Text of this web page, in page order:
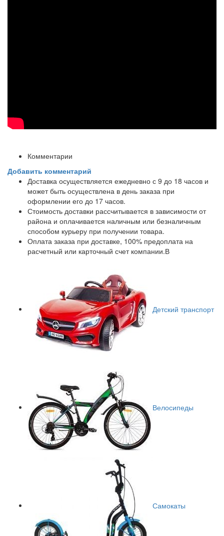
Комментарии
Добавить комментарий
Доставка осуществляется ежедневно с 9 до 18 часов и
может быть осуществлена в день заказа при
оформлении его до 17 часов.
Стоимость доставки рассчитывается в зависимости от
района и оплачивается наличным или безналичным
способом курьеру при получении товара.
Оплата заказа при доставке, 100% предоплата на
расчетный или карточный счет компании.В
Детский транспорт
Велосипеды
Самокаты